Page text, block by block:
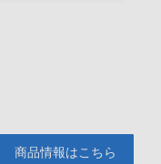
商品情報はこちら